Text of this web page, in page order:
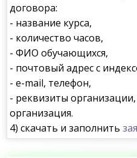
договора:
- название курса,
- количество часов,
- ФИО обучающихся,
- почтовый адрес с
- e-mail, телефон,
- реквизиты
организация.
4) скачать и заполнить